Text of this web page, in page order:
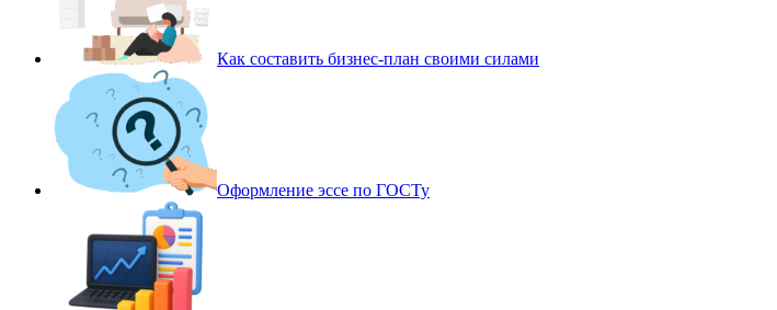
Как составить бизнес-план своими силами
Оформление эссе по ГОСТу